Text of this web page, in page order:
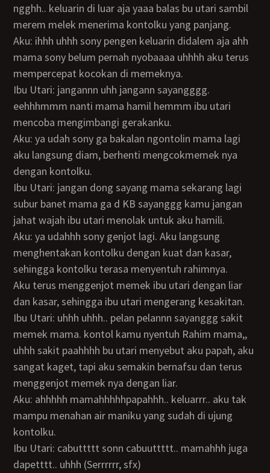
ngghh.. keluarin di luar aja yaaa balas bu utari sambil
merem melek menerima kontolku yang panjang.
Aku: ihhh uhhh sony pengen keluarin didalem aja ahh
mama sony belum pernah nyobaaaa uhhhh aku terus
mempercepat kocokan di memeknya.
Ibu Utari: jangannn uhh jangann sayangggg.
eehhhmmm nanti mama hamil hemmm ibu utari
mencoba mengimbangi gerakanku.
Aku: ya udah sony ga bakalan ngontolin mama lagi
aku langsung diam, berhenti mengcokmemek nya
dengan kontolku.
Ibu Utari: jangan dong sayang mama sekarang lagi
subur banet mama ga d KB sayanggg kamu jangan
jahat wajah ibu utari menolak untuk aku hamili.
Aku: ya udahhh sony genjot lagi. Aku langsung
menghentakan kontolku dengan kuat dan kasar,
sehingga kontolku terasa menyentuh rahimnya.
Aku terus menggenjot memek ibu utari dengan liar
dan kasar, sehingga ibu utari mengerang kesakitan.
Ibu Utari: uhhh uhhh.. pelan pelannn sayanggg sakit
memek mama. kontol kamu nyentuh Rahim mama,,
uhhh sakit paahhhh bu utari menyebut aku papah, aku
sangat kaget, tapi aku semakin bernafsu dan terus
menggenjot memek nya dengan liar.
Aku: ahhhhh mamahhhhhpapahhh.. keluarrr.. aku tak
mampu menahan air maniku yang sudah di ujung
kontolku.
Ibu Utari: cabuttttt sonn cabuuttttt.. mamahhh juga
dapetttt.. uhhh (Serrrrrr, sfx)